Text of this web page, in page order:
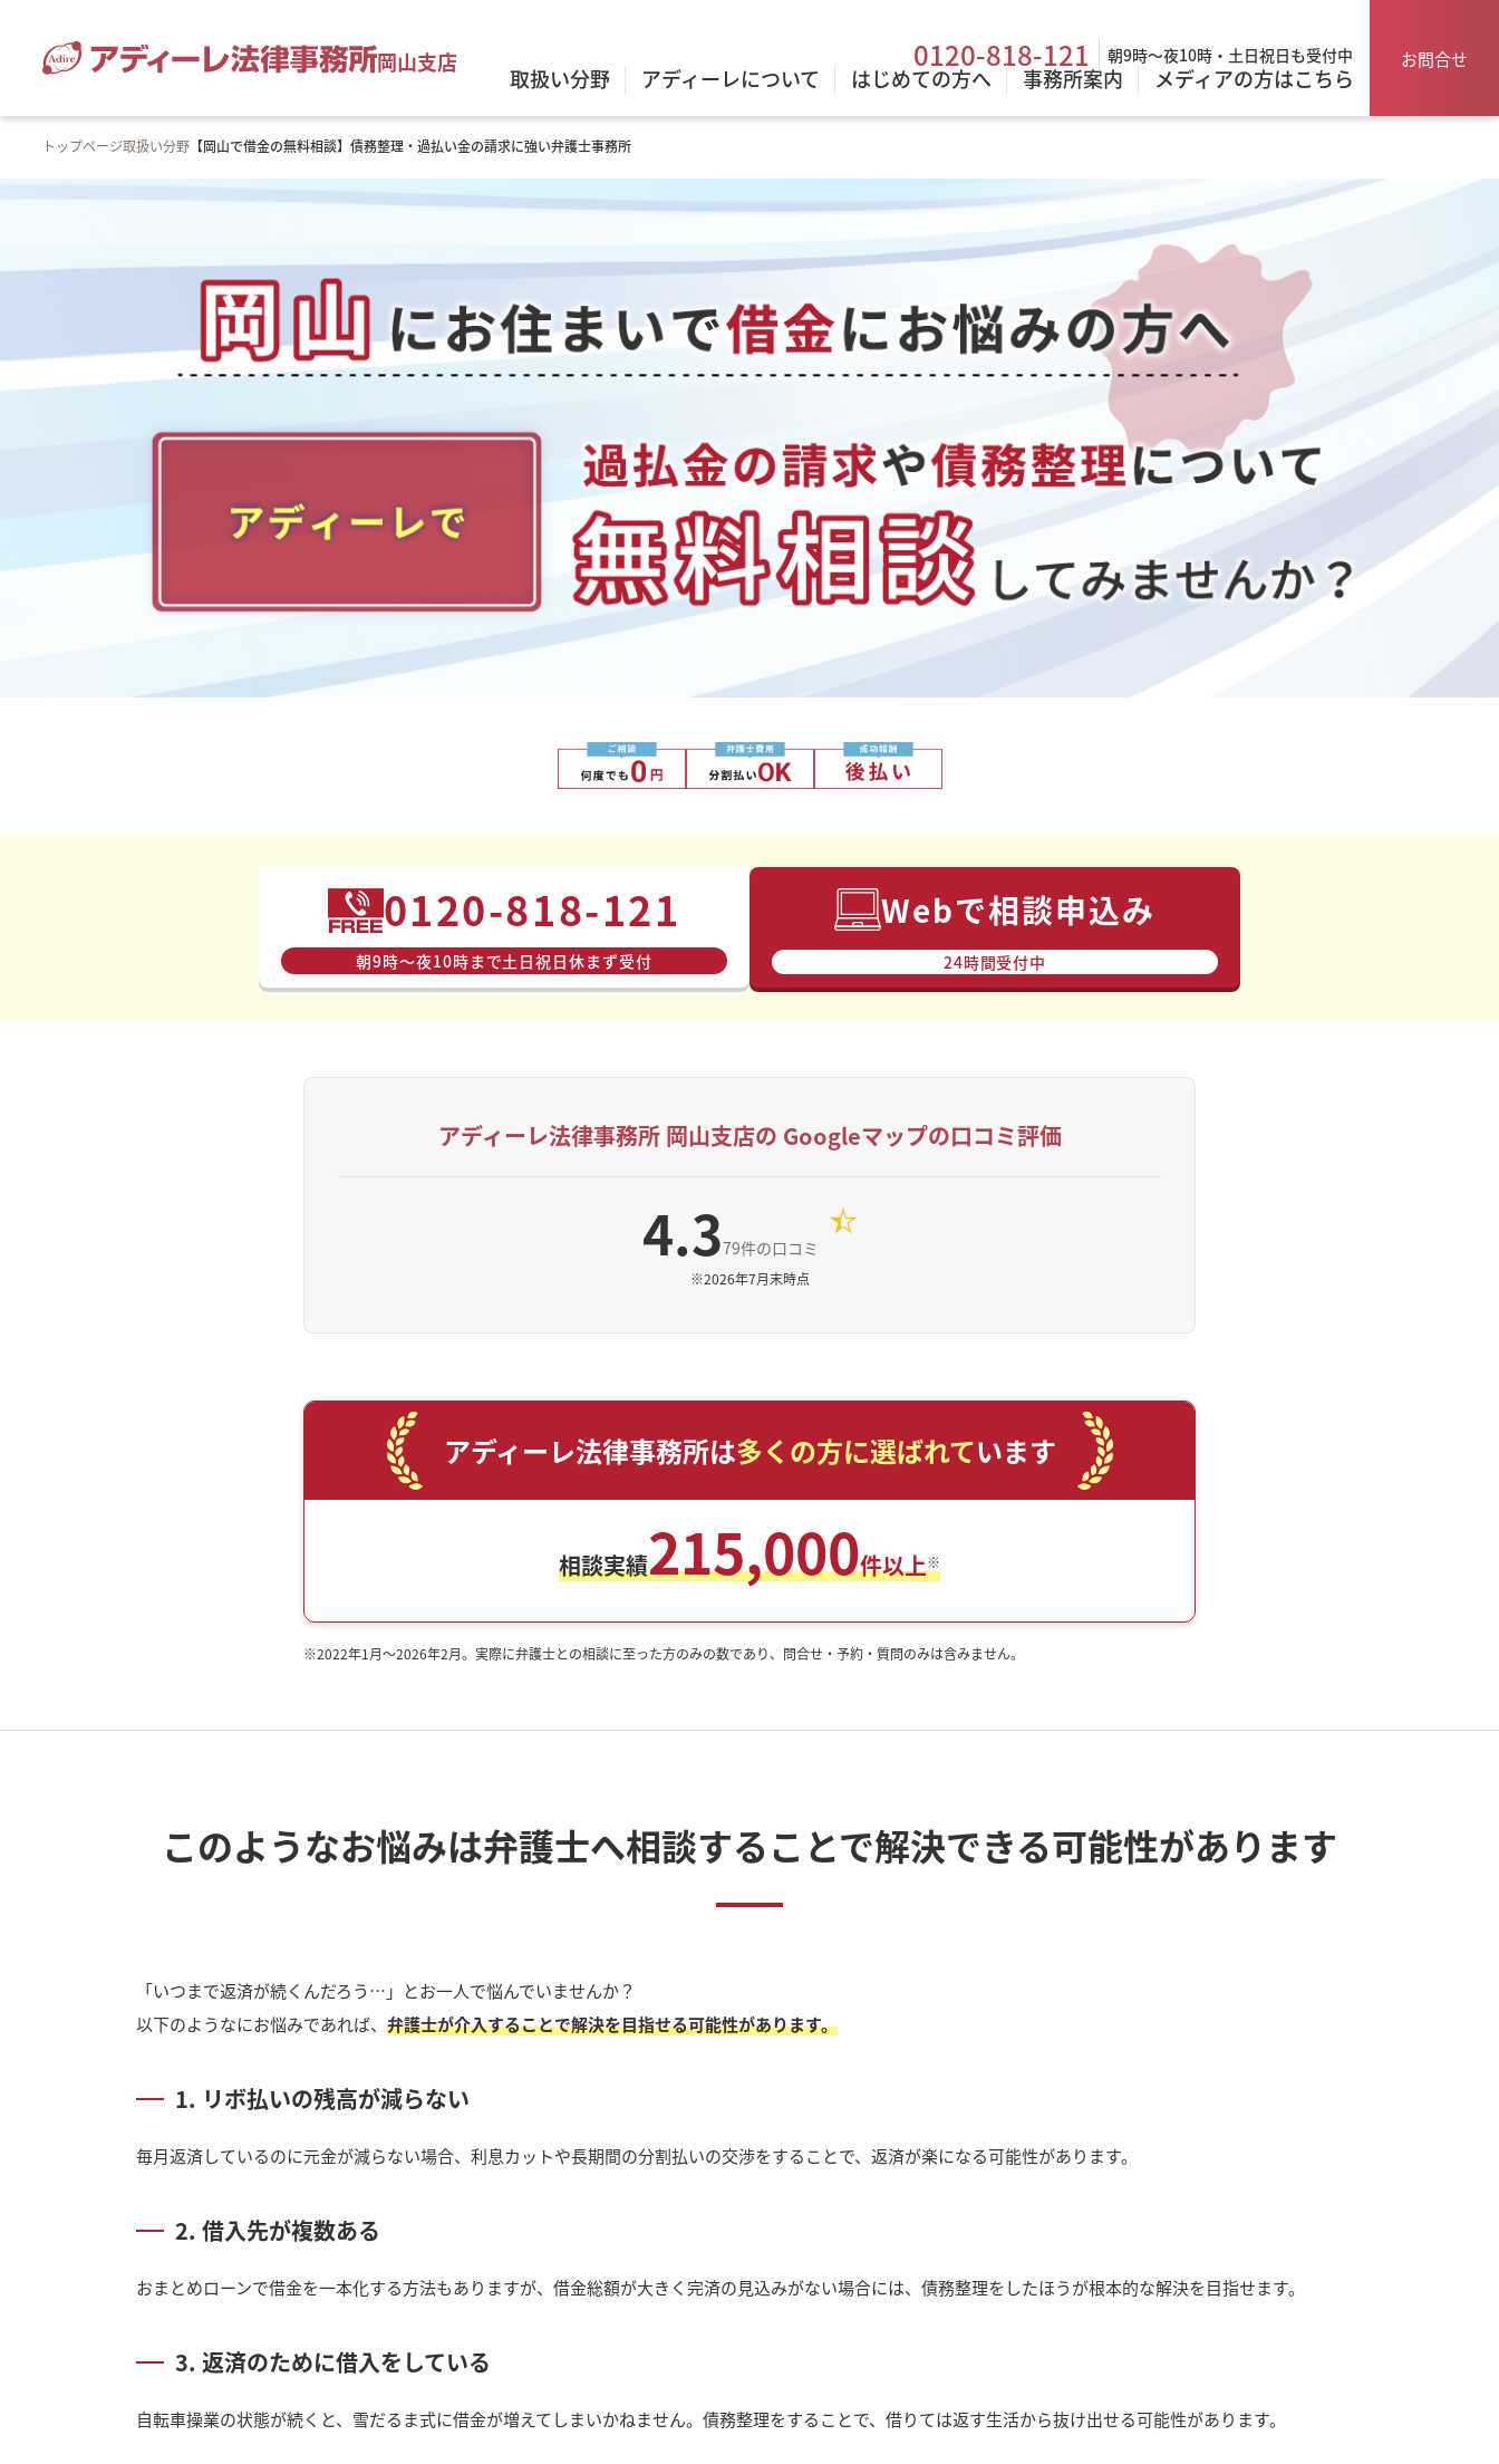
岡山支店 0120-818-121 朝9時～夜10時・土日祝日も受付中
取扱い分野 アディーレについて はじめての方へ 事務所案内 メディアの方はこちら
お問合せ
トップページ取扱い分野 【岡山で借金の無料相談】債務整理・過払い金の請求に強い弁護士事務所
0120-818-121
朝9時〜夜10時まで⼟⽇祝⽇休まず受付
Webで相談申込み
24時間受付中
アディーレ法律事務所 岡山支店の Googleマップの口コミ評価
4.379件の口コミ
※2026年7月末時点
アディーレ法律事務所は多くの方に選ばれています
相談実績215,000件以上※
※2022年1月～2026年2月。実際に弁護士との相談に至った方のみの数であり、問合せ・予約・質問のみは含みません。
このようなお悩みは弁護士へ相談することで解決できる可能性があります
「いつまで返済が続くんだろう…」とお一人で悩んでいませんか？
以下のようなにお悩みであれば、 弁護士が介入することで解決を目指せる可能性があります。
1. リボ払いの残高が減らない
毎月返済しているのに元金が減らない場合、利息カットや長期間の分割払いの交渉をすることで、返済が楽になる可能性があります。
2. 借入先が複数ある
おまとめローンで借金を一本化する方法もありますが、借金総額が大きく完済の見込みがない場合には、債務整理をしたほうが根本的な解決を目指せます。
3. 返済のために借入をしている
自転車操業の状態が続くと、雪だるま式に借金が増えてしまいかねません。債務整理をすることで、借りては返す生活から抜け出せる可能性があります。